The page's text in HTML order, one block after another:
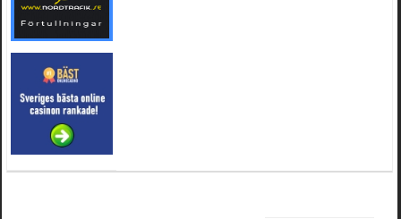
mvh Hugo
21 februari 2025 kl. 09:25:52
Oscar5:NÃ¥gon som vet vad man kan begÃ¤ra fÃ¶r en Honda TRX 350 FE 2005
4 februari 2025 kl. 19:20:50
Oscar5:44
4 februari 2025 kl. 19:15:36
Greger59:NÃ¤gon som vet har en Cetek 500 EFI
15 januari 2025 kl. 23:49:44
Mrhandsome:SÃÂ¶ker defekta/trasiga fyrhjulingar. Jag betalar bra och du kan nÃÂ¥